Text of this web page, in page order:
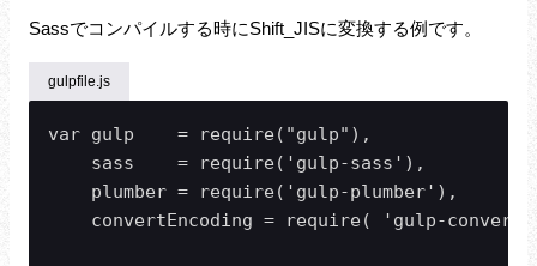
Sassでコンパイルする時にShift_JISに変換する例です。
gulpfile.js
var gulp    = require("gulp"),
    sass    = require('gulp-sass'),
    plumber = require('gulp-plumber'),
convertEncoding = require( 'gulp-